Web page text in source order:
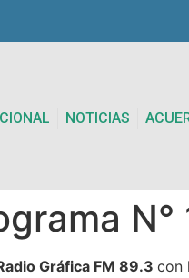
NOTICIAS
N°
Gráfica FM 89.3 con